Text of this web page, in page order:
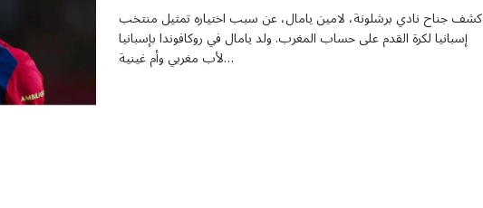
كشف جناح نادي برشلونة، لامين يامال، عن سبب اختياره تمثيل منتخب
إسبانيا لكرة القدم على حساب المغرب. ولد يامال في روكافوندا بإسبانيا
لأب مغربي وأم غينية…